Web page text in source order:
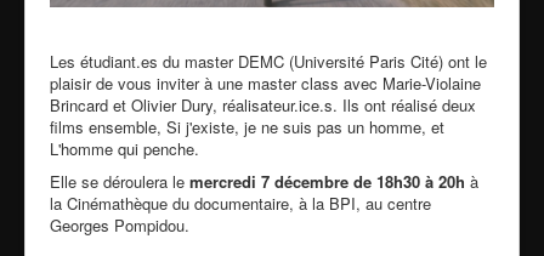
Les étudiant.es du master DEMC (Université Paris Cité) ont le
plaisir de vous inviter à une master class avec Marie-Violaine
Brincard et Olivier Dury, réalisateur.ice.s. Ils ont réalisé deux
films ensemble, Si j'existe, je ne suis pas un homme, et
L'homme qui penche.
Elle se déroulera le mercredi 7 décembre de 18h30 à 20h à
la Cinémathèque du documentaire, à la BPI, au centre
Georges Pompidou.